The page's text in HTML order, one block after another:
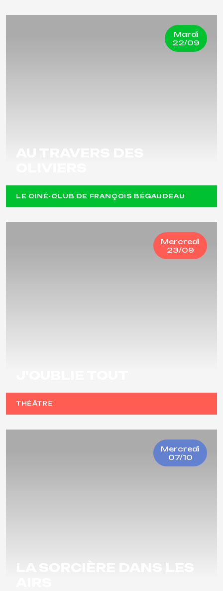
Mardi
22/09
LE CINÉ-CLUB DE FRANÇOIS BÉGAUDEAU
Mercredi
23/09
THÉÂTRE
Mercredi
07/10